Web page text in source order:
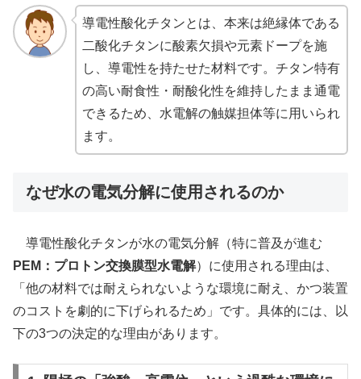
導電性酸化チタンとは、本来は絶縁体である
二酸化チタンに酸素欠損や元素ドープを施
し、導電性を持たせた材料です。チタン特有
の高い耐食性・耐酸化性を維持したまま通電
できるため、水電解の触媒担体等に用いられ
ます。
なぜ水の電気分解に使用されるのか
導電性酸化チタンが水の電気分解（特に普及が進む
PEM：プロトン交換膜型水電解）に使用される理由は、
「他の材料では耐えられないような環境に耐え、かつ装置
のコストを劇的に下げられるため」です。具体的には、以
下の3つの決定的な理由があります。